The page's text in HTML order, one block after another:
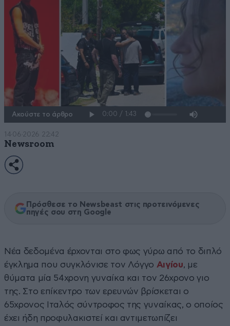
Ακούστε το άρθρο
14·06·2026 22:42
Newsroom
Πρόσθεσε το Newsbeast στις προτεινόμενες
πηγές σου στη Google
Νέα δεδομένα έρχονται στο φως γύρω από το διπλό
έγκλημα που συγκλόνισε τον Λόγγο Αιγίου, με
θύματα μία 54χρονη γυναίκα και τον 26χρονο γιο
της. Στο επίκεντρο των ερευνών βρίσκεται ο
65χρονος Ιταλός σύντροφος της γυναίκας, ο οποίος
έχει ήδη προφυλακιστεί και αντιμετωπίζει